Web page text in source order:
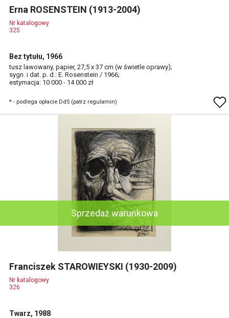
Erna ROSENSTEIN (1913-2004)
Nr katalogowy
325
Bez tytułu, 1966
tusz lawowany, papier, 27,5 x 37 cm (w świetle oprawy);
sygn. i dat. p. d.: E. Rosenstein / 1966;
estymacja: 10 000 - 14 000 zł
* - podlega opłacie DdS (patrz regulamin)
Sprzedaż warunkowa
Franciszek STAROWIEYSKI (1930-2009)
Nr katalogowy
326
Twarz, 1988